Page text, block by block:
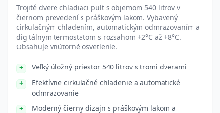
Trojité dvere chladiaci pult s objemom 540 litrov v
čiernom prevedení s práškovým lakom. Vybavený
cirkulačným chladením, automatickým odmrazovaním a
digitálnym termostatom s rozsahom +2°C až +8°C.
Obsahuje vnútorné osvetlenie.
Veľký úložný priestor 540 litrov s tromi dverami
Efektívne cirkulačné chladenie a automatické
odmrazovanie
Moderný čierny dizajn s práškovým lakom a